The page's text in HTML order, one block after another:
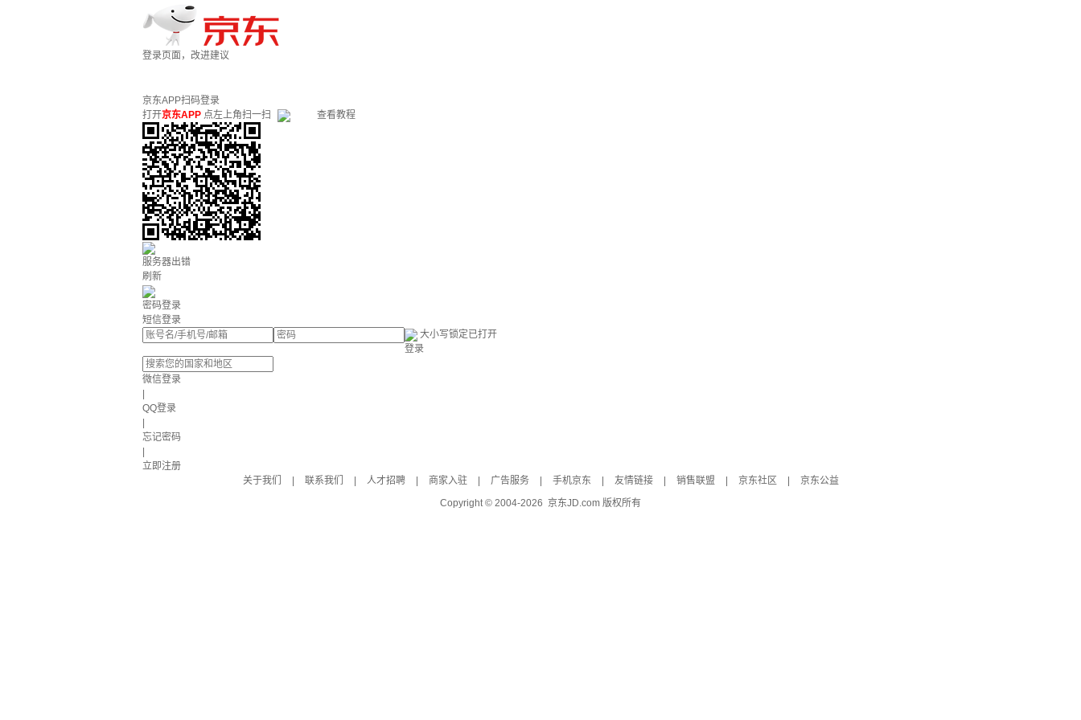
登录页面，改进建议
京东APP扫码登录
打开京东APP 点左上角扫一扫 查看教程
服务器出错
刷新
密码登录
短信登录
大小写锁定已打开
登录
微信登录
QQ登录
忘记密码
立即注册
关于我们
联系我们 人才招聘 商家入驻 广告服务 手机京东 友情链接 销售联盟 京东社区
京东公益
Copyright © 2004-2026 京东JD.com 版权所有